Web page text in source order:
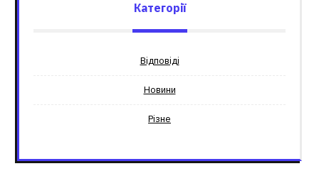
Категорії
Відповіді
Новини
Різне